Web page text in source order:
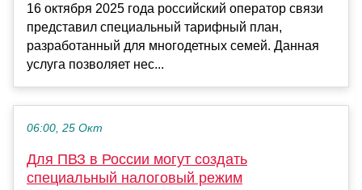
16 октября 2025 года российский оператор связи
представил специальный тарифный план,
разработанный для многодетных семей. Данная
услуга позволяет нес...
06:00, 25 Окт
Для ПВЗ в России могут создать
специальный налоговый режим